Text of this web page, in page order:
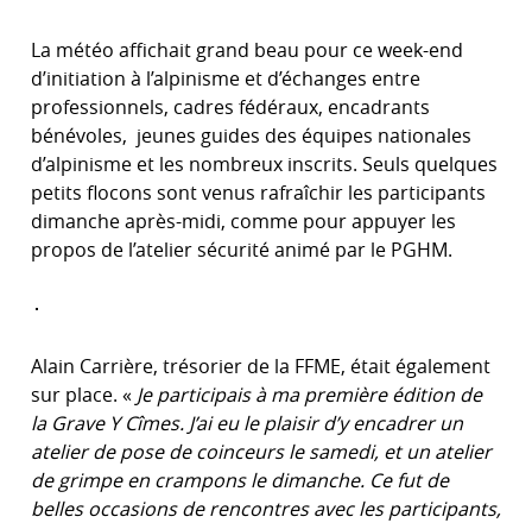
La météo affichait grand beau pour ce week-end
d’initiation à l’alpinisme et d’échanges entre
professionnels, cadres fédéraux, encadrants
bénévoles, jeunes guides des équipes nationales
d’alpinisme et les nombreux inscrits. Seuls quelques
petits flocons sont venus rafraîchir les participants
dimanche après-midi, comme pour appuyer les
propos de l’atelier sécurité animé par le PGHM.
Alain Carrière, trésorier de la FFME, était également
sur place. « Je participais à ma première édition de
la Grave Y Cîmes. J’ai eu le plaisir d’y encadrer un
atelier de pose de coinceurs le samedi, et un atelier
de grimpe en crampons le dimanche. Ce fut de
belles occasions de rencontres avec les participants,